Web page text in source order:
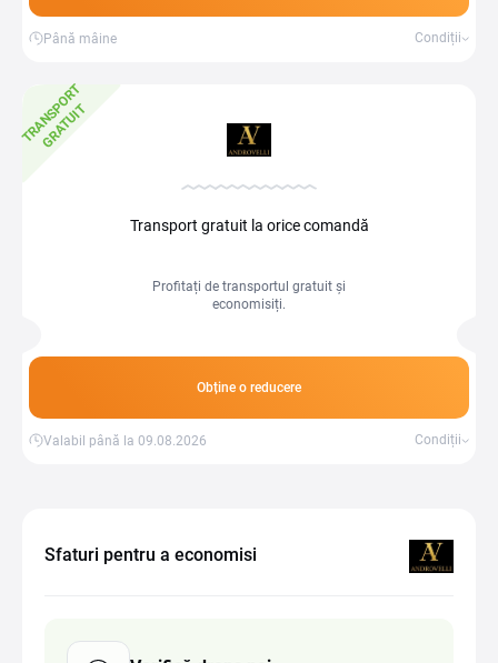
Până mâine Condiții
T
R
A
N
S
P
O
R
T
G
R
A
T
U
I
T
Transport gratuit la orice comandă
Profitați de transportul gratuit și
economisiți.
Obține o reducere
Valabil până la 09.08.2026 Condiții
Sfaturi pentru a economisi